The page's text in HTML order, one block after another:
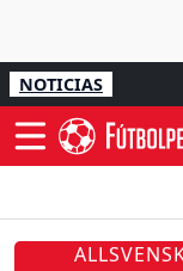
NOTICIAS